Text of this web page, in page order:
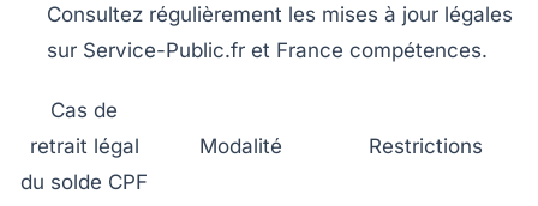
Consultez régulièrement les mises à jour légales
sur Service-Public.fr et France compétences.
Cas de
retrait légal
du solde CPF
Modalité Restrictions